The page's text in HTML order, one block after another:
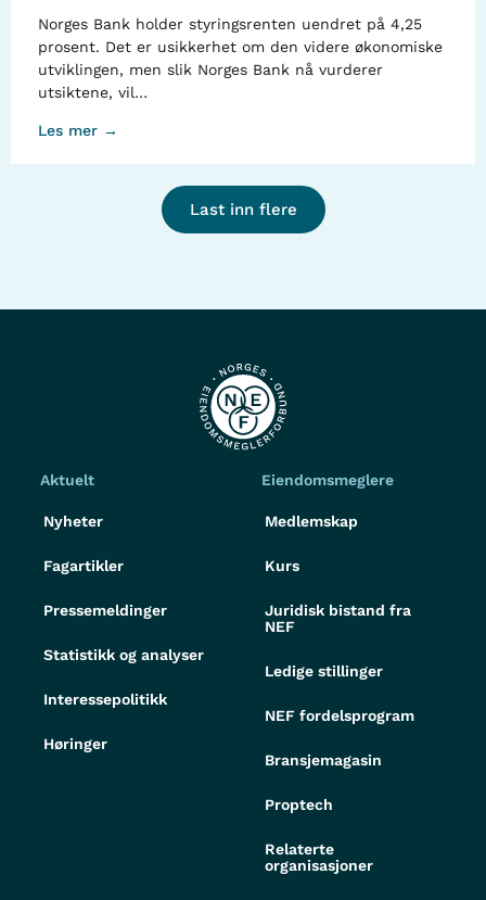
Norges Bank holder styringsrenten uendret på 4,25
prosent. Det er usikkerhet om den videre økonomiske
utviklingen, men slik Norges Bank nå vurderer
utsiktene, vil…
Les mer →
Last inn flere
Aktuelt
Nyheter
Fagartikler
Pressemeldinger
Statistikk og analyser
Interessepolitikk
Høringer
Eiendomsmeglere
Medlemskap
Kurs
Juridisk bistand fra
NEF
Ledige stillinger
NEF fordelsprogram
Bransjemagasin
Proptech
Relaterte
organisasjoner